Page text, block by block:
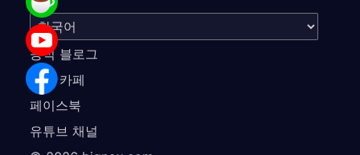
공식 블로그
공식 카페
페이스북
유튜브 채널